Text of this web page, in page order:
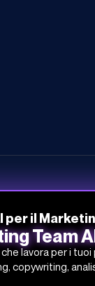
per il
Team
lavora per i
copywriting,